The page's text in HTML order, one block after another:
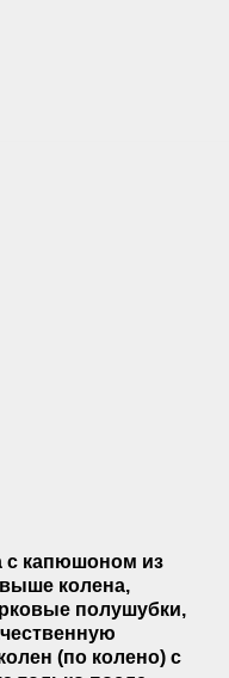
с капюшоном из
выше колена,
полушубки,
(по колено) с